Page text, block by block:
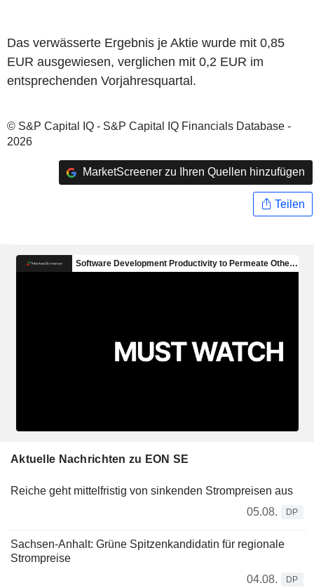
Das verwässerte Ergebnis je Aktie wurde mit 0,85
EUR ausgewiesen, verglichen mit 0,2 EUR im
entsprechenden Vorjahresquartal.
© S&P Capital IQ - S&P Capital IQ Financials Database -
2026
MarketScreener zu Ihren Quellen hinzufügen
Teilen
Aktuelle Nachrichten zu EON SE
Reiche geht mittelfristig von sinkenden Strompreisen aus
05.08.
DP
Sachsen-Anhalt: Grüne Spitzenkandidatin für regionale
Strompreise
04.08.
DP